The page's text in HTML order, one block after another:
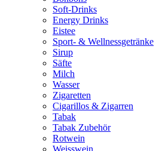
Soft-Drinks
Energy Drinks
Eistee
Sport- & Wellnessgetränke
Sirup
Säfte
Milch
Wasser
Zigaretten
Cigarillos & Zigarren
Tabak
Tabak Zubehör
Rotwein
Weisswein